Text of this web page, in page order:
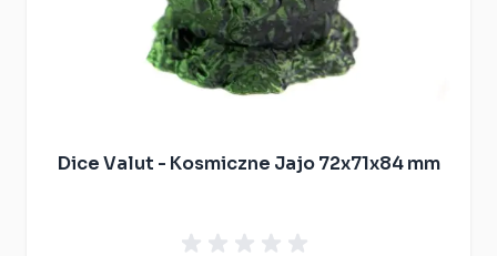
Dice Valut - Kosmiczne Jajo 72x71x84 mm